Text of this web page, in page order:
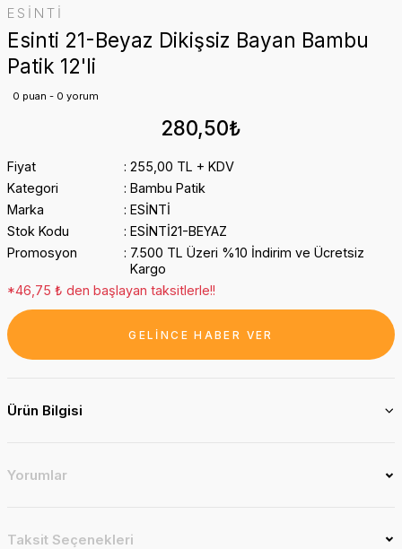
ESİNTİ
Esinti 21-Beyaz Dikişsiz Bayan Bambu
Patik 12'li
0 puan - 0 yorum
280,50₺
Fiyat
255,00 TL + KDV
Kategori
Bambu Patik
Marka
ESİNTİ
Stok Kodu
ESİNTİ21-BEYAZ
Promosyon
7.500 TL Üzeri %10 İndirim ve Ücretsiz
Kargo
*46,75 ₺ den başlayan taksitlerle!!
GELİNCE HABER VER
Ürün Bilgisi
Yorumlar
Taksit Seçenekleri